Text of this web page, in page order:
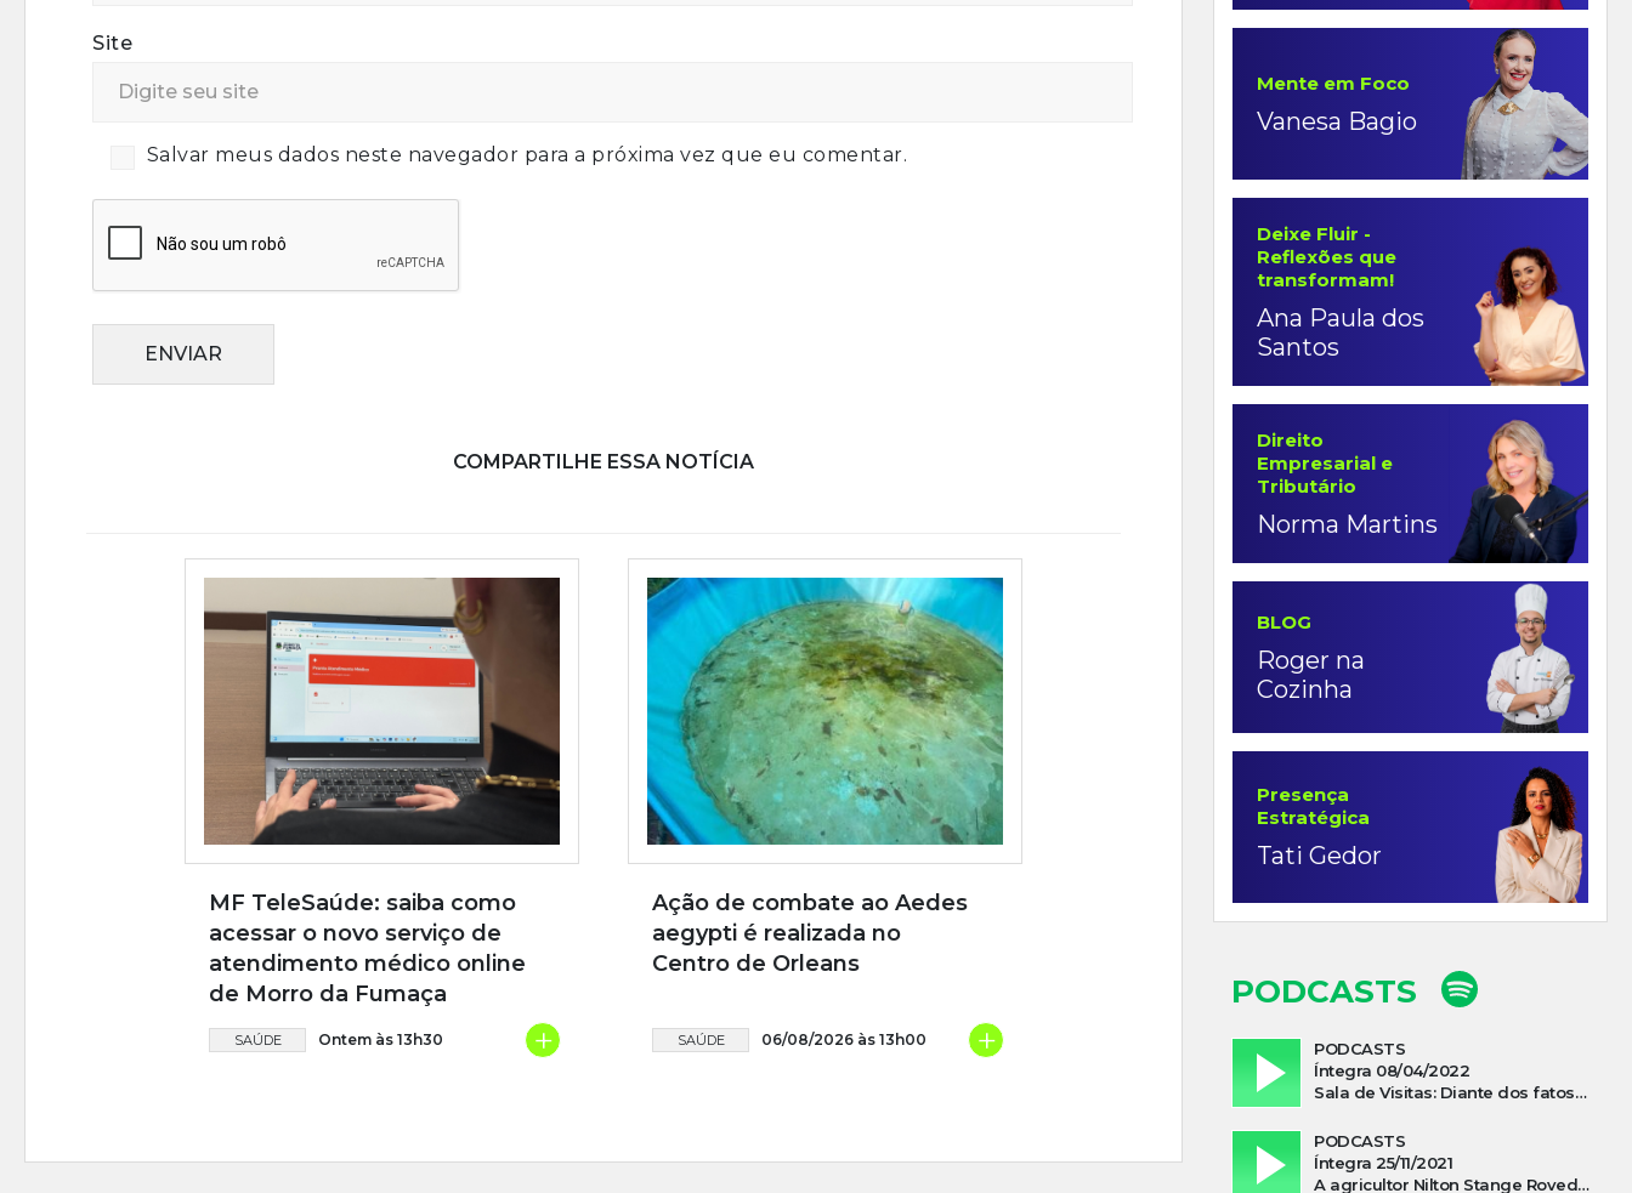
Site
Salvar meus dados neste navegador para a próxima vez que eu comentar.
ENVIAR
COMPARTILHE ESSA NOTÍCIA
MF TeleSaúde: saiba como
acessar o novo serviço de
atendimento médico online
de Morro da Fumaça
SAÚDE Ontem às 13h30 +
Ação de combate ao Aedes
aegypti é realizada no
Centro de Orleans
SAÚDE 06/08/2026 às 13h00 +
Mente em Foco
Vanesa Bagio
Deixe Fluir -
Reflexões que
transformam!
Ana Paula dos
Santos
Direito
Empresarial e
Tributário
Norma Martins
BLOG
Roger na
Cozinha
Presença
Estratégica
Tati Gedor
PODCASTS
PODCASTS
Íntegra 08/04/2022
Sala de Visitas: Diante dos fatos que influenciam a economia o que podemos esperar de 2022
PODCASTS
Íntegra 25/11/2021
A agricultor Nilton Stange Roveda, afirma ter recebido ajuda espiritual durante acidente